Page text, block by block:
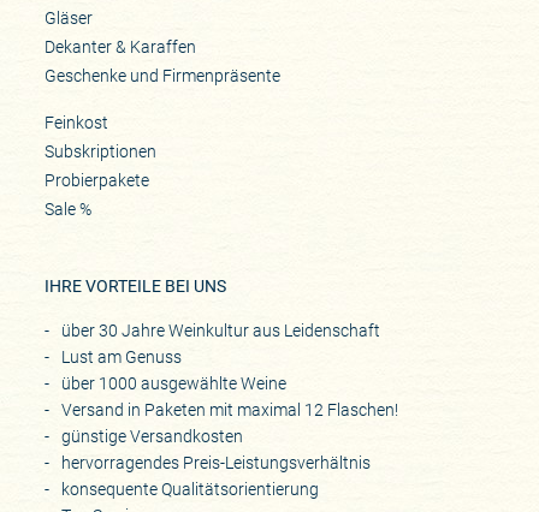
Gläser
Dekanter & Karaffen
Geschenke und Firmenpräsente
Feinkost
Subskriptionen
Probierpakete
Sale %
IHRE VORTEILE BEI UNS
über 30 Jahre Weinkultur aus Leidenschaft
Lust am Genuss
über 1000 ausgewählte Weine
Versand in Paketen mit maximal 12 Flaschen!
günstige Versandkosten
hervorragendes Preis-Leistungsverhältnis
konsequente Qualitätsorientierung